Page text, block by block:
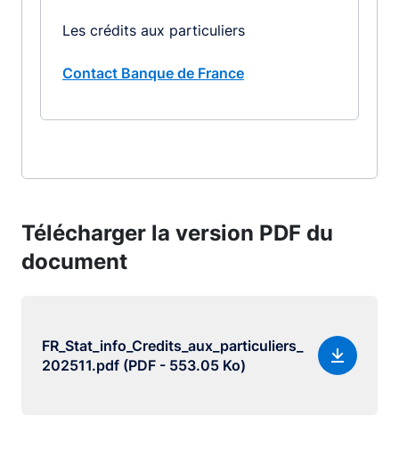
Les crédits aux particuliers
Contact Banque de France
Télécharger la version PDF du
document
FR_Stat_info_Credits_aux_particuliers_
202511.pdf (PDF - 553.05 Ko)